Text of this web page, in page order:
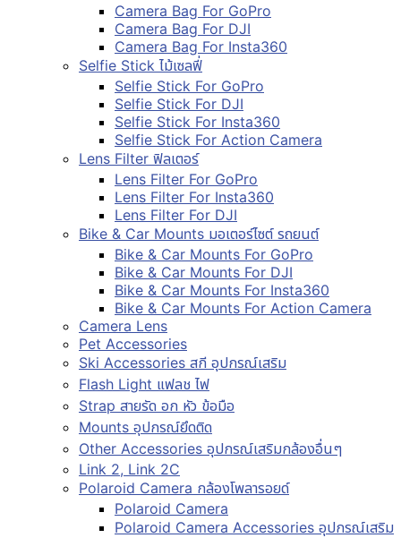
Camera Bag For GoPro
Camera Bag For DJI
Camera Bag For Insta360
Selfie Stick ไม้เซลฟี่
Selfie Stick For GoPro
Selfie Stick For DJI
Selfie Stick For Insta360
Selfie Stick For Action Camera
Lens Filter ฟิลเตอร์
Lens Filter For GoPro
Lens Filter For Insta360
Lens Filter For DJI
Bike & Car Mounts มอเตอร์ไซต์ รถยนต์
Bike & Car Mounts For GoPro
Bike & Car Mounts For DJI
Bike & Car Mounts For Insta360
Bike & Car Mounts For Action Camera
Camera Lens
Pet Accessories
Ski Accessories สกี อุปกรณ์เสริม
Flash Light แฟลช ไฟ
Strap สายรัด อก หัว ข้อมือ
Mounts อุปกรณ์ยึดติด
Other Accessories อุปกรณ์เสริมกล้องอื่นๆ
Link 2, Link 2C
Polaroid Camera กล้องโพลารอยด์
Polaroid Camera
Polaroid Camera Accessories อุปกรณ์เสริม